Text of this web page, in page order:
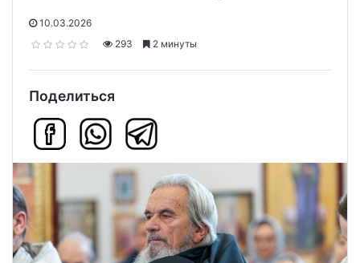
10.03.2026
293
2 минуты
Поделиться